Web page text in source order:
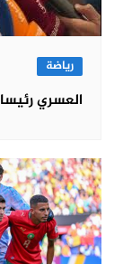
رياضة
العسري